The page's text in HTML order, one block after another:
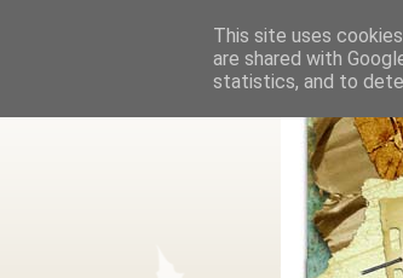
This site uses
are shared with
statistics, and to